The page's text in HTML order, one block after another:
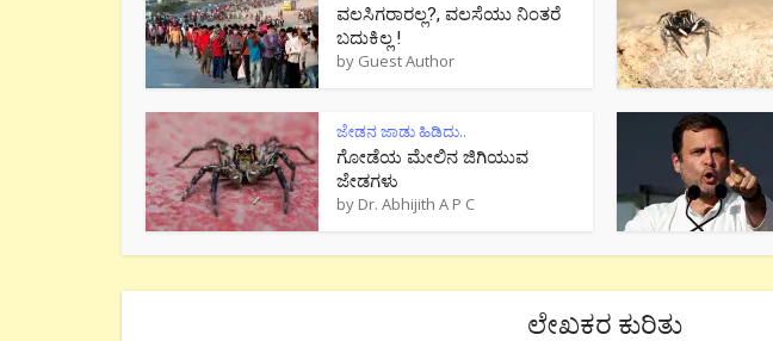
ವಲಸಿಗರಾರಲ್ಲ?, ವಲಸೆಯು ನಿಂತರೆ
ಬದುಕಿಲ್ಲ !
by Guest Author
ಜೇಡನ ಜಾಡು ಹಿಡಿದು..
ಗೋಡೆಯ ಮೇಲಿನ ಜಿಗಿಯುವ
ಜೇಡಗಳು
by Dr. Abhijith A P C
ಲೇಖಕರ ಕುರಿತು